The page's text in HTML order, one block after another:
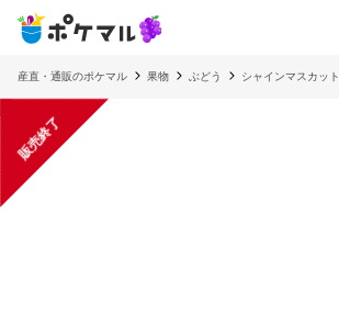
産直・通販のポケマル 果物 ぶどう シャインマスカット
販売終了